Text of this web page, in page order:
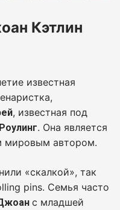
Кэтлин
известная
, известная под
. Она является
мировым автором.
«скалкой», так
pins. Семья часто
с младшей